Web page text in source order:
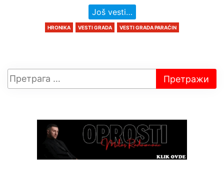
Još vesti…
HRONIKA VESTI GRADA VESTI GRADA PARAĆIN